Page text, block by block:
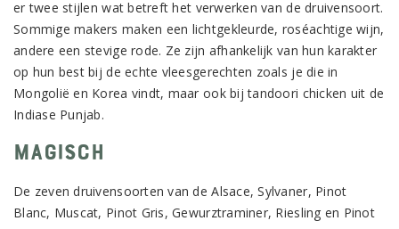
er twee stijlen wat betreft het verwerken van de druivensoort.
Sommige makers maken een lichtgekleurde, roséachtige wijn,
andere een stevige rode. Ze zijn afhankelijk van hun karakter
op hun best bij de echte vleesgerechten zoals je die in
Mongolië en Korea vindt, maar ook bij tandoori chicken uit de
Indiase Punjab.
Magisch
De zeven druivensoorten van de Alsace, Sylvaner, Pinot
Blanc, Muscat, Pinot Gris, Gewurztraminer, Riesling en Pinot